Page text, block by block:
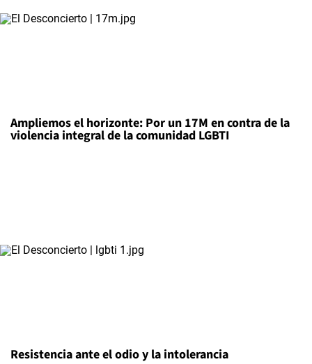
Ampliemos el horizonte: Por un 17M en contra de la
violencia integral de la comunidad LGBTI
Resistencia ante el odio y la intolerancia